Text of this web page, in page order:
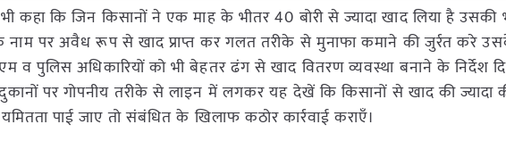
कहा कि जिन किसानों ने एक माह के भीतर 40 बोरी से ज्यादा खाद लिया है उसकी
नाम पर अवैध रूप से खाद प्राप्त कर गलत तरीके से मुनाफा कमाने की जुर्रत करे
व पुलिस अधिकारियों को भी बेहतर ढंग से खाद वितरण व्यवस्था बनाने के निर्देश
पर गोपनीय तरीके से लाइन में लगकर यह देखें कि किसानों से खाद की ज्यादा
पाई जाए तो संबंधित के खिलाफ कठोर कार्रवाई कराएँ।